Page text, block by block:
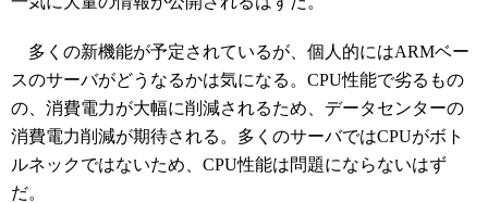
多くの新機能が予定されているが、個人的にはARMベー
スのサーバがどうなるかは気になる。CPU性能で劣るもの
の、消費電力が大幅に削減されるため、データセンターの
消費電力削減が期待される。多くのサーバではCPUがボト
ルネックではないため、CPU性能は問題にならないはず
だ。